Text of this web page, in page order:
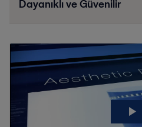
Dayanıklı ve Güvenilir